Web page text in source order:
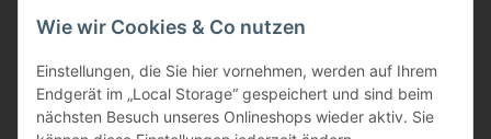
oder über unserKontaktformular
Adresse
Bauer-Systemtechnik GmbH
Wie wir Cookies & Co nutzen
Einstellungen, die Sie hier vornehmen, werden auf Ihrem
Endgerät im „Local Storage“ gespeichert und sind beim
nächsten Besuch unseres Onlineshops wieder aktiv. Sie